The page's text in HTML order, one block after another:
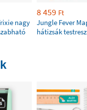
nagy
8 459 Ft
Jungle Fever
hátizsák